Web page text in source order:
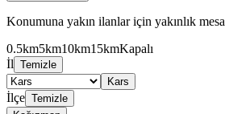
Konumuna yakın ilanlar için yakınlık
0.5km5km10km15kmKapalı
İl Temizle
Kars
İlçe Temizle